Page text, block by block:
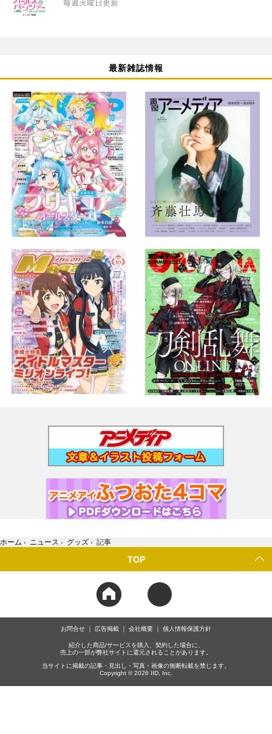
毎週火曜日更新
最新雑誌情報
ホーム › ニュース › グッズ › 記事
TOP
お問合せ 広告掲載 会社概要 個人情報保護方針
紹介した商品/サービスを購入、契約した場合に、
売上の一部が弊社サイトに還元されることがあります。
当サイトに掲載の記事・見出し・写真・画像の無断転載を禁じます。
Copyright © 2026 IID, Inc.